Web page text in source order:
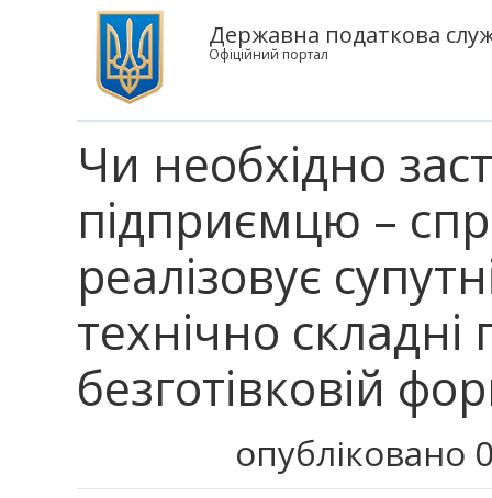
Державна податкова
Офіційний портал
Чи необхідно
підприємцю –
реалізовує
технічно складні
безготівковій
опубліковано